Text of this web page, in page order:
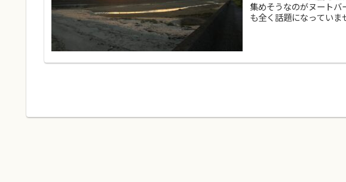
集めそうなのがヌート
も全く話題になっていま